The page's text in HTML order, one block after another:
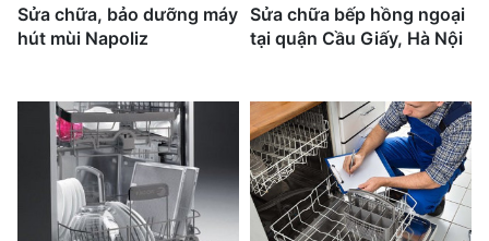
Sửa chữa, bảo dưỡng máy
hút mùi Napoliz
Sửa chữa bếp hồng ngoại
tại quận Cầu Giấy, Hà Nội